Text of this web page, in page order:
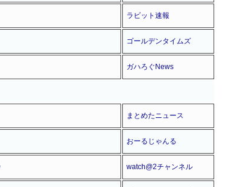
ラビット速報
ゴールデンタイムズ
ガハろぐNews
まとめたニュース
おーるじゃんる
watch@2チャンネル